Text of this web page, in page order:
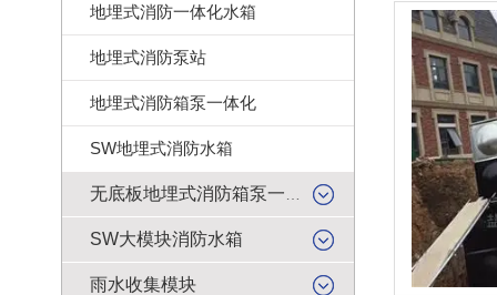
地埋式消防一体化水箱
地埋式消防泵站
地埋式消防箱泵一体化
SW地埋式消防水箱
SW大模块消防水箱
雨水收集模块